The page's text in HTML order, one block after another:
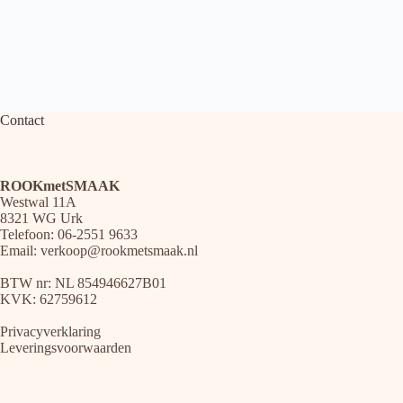
Contact
ROOKmetSMAAK
Westwal 11A
8321 WG Urk
Telefoon: 06-2551 9633
Email: verkoop@rookmetsmaak.nl
BTW nr: NL 854946627B01
KVK: 62759612
Privacyverklaring
Leveringsvoorwaarden